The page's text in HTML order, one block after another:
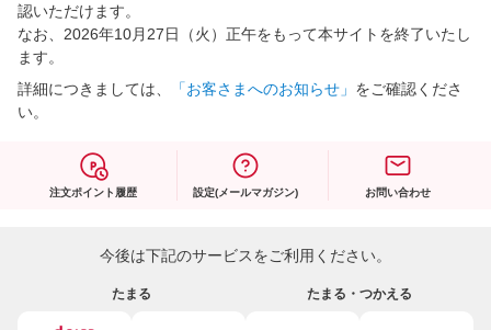
認いただけます。
なお、2026年10月27日（火）正午をもって本サイトを終了いたし
ます。
詳細につきましては、
「お客さまへのお知らせ」 をご確認くださ
い。
注文ポイント履歴 設定(メールマガジン) お問い合わせ
今後は下記のサービスをご利用ください。
たまる たまる・つかえる